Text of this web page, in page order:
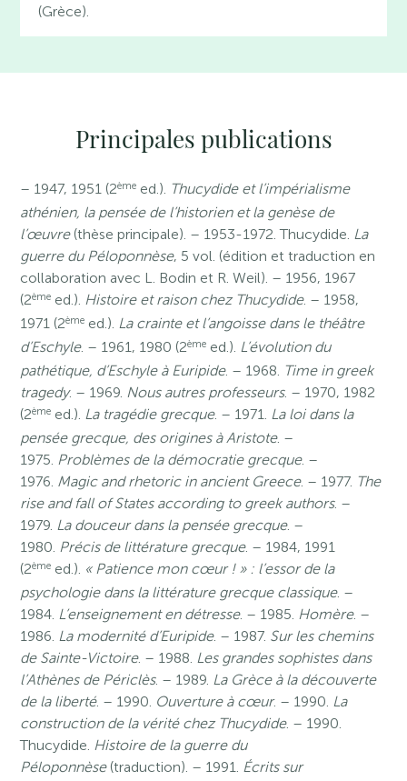
(Grèce).
Principales publications
– 1947, 1951 (2ème ed.). Thucydide et l’impérialisme
athénien, la pensée de l’historien et la genèse de
l’œuvre(thèse principale). – 1953-1972. Thucydide. La
guerre du Péloponnèse, 5 vol. (édition et traduction en
collaboration avec L. Bodin et R. Weil). – 1956, 1967
(2ème ed.). Histoire et raison chez Thucydide. – 1958,
1971 (2ème ed.). La crainte et l’angoisse dans le théâtre
d’Eschyle. – 1961, 1980 (2ème ed.). L’évolution du
pathétique, d’Eschyle à Euripide. – 1968. Time in greek
tragedy. – 1969. Nous autres professeurs. – 1970, 1982
(2ème ed.). La tragédie grecque. – 1971. La loi dans la
pensée grecque, des origines à Aristote. –
1975. Problèmes de la démocratie grecque. –
1976. Magic and rhetoric in ancient Greece. – 1977. The
rise and fall of States according to greek authors. –
1979. La douceur dans la pensée grecque. –
1980. Précis de littérature grecque. – 1984, 1991
(2ème ed.). « Patience mon cœur ! » : l’essor de la
psychologie dans la littérature grecque classique. –
1984. L’enseignement en détresse. – 1985. Homère. –
1986. La modernité d’Euripide. – 1987. Sur les chemins
de Sainte-Victoire. – 1988. Les grandes sophistes dans
l’Athènes de Périclès. – 1989. La Grèce à la découverte
de la liberté. – 1990. Ouverture à cœur. – 1990. La
construction de la vérité chez Thucydide. – 1990.
Thucydide. Histoire de la guerre du
Péloponnèse(traduction). – 1991. Écrits sur